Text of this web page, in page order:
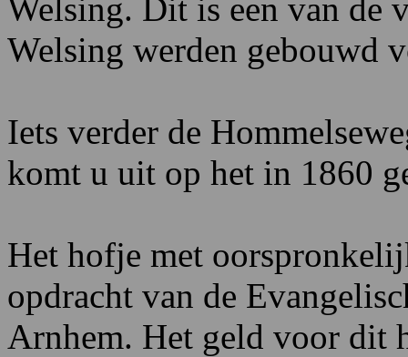
Welsing. Dit is een van de
Welsing werden gebouwd
Iets verder de
komt u uit op het in 1860
Het hofje met
opdracht van de
Arnhem. Het geld voor dit